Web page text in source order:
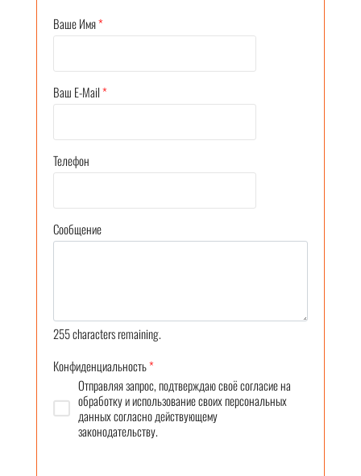
Ваше Имя*
Ваш E-Mail*
Телефон
Сообщение
255characters remaining.
Конфиденциальность*
Отправляя запрос, подтверждаю своё согласие на
обработку и использование своих персональных
данных согласно действующему
законодательству.